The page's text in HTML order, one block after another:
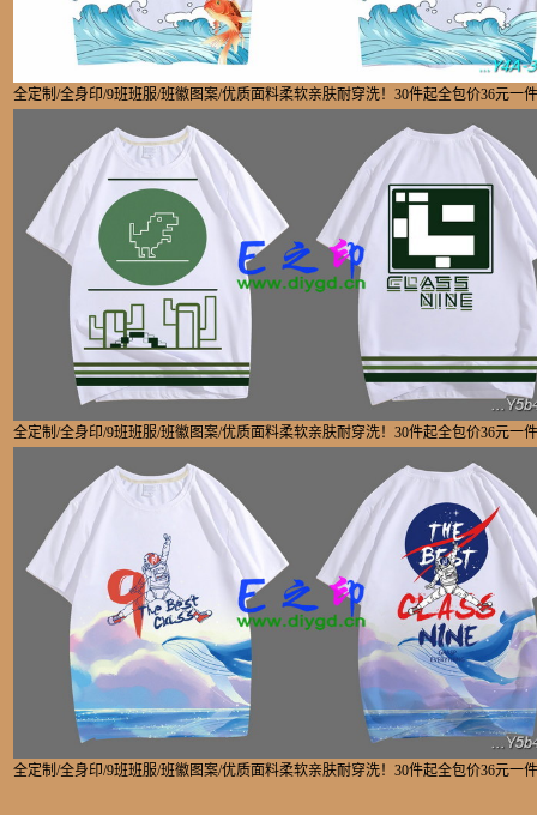
全定制/全身印/9班班服/班徽图案/优质面料柔软亲肤耐穿洗！30件起全包价36元一
全定制/全身印/9班班服/班徽图案/优质面料柔软亲肤耐穿洗！30件起全包价36元一
全定制/全身印/9班班服/班徽图案/优质面料柔软亲肤耐穿洗！30件起全包价36元一